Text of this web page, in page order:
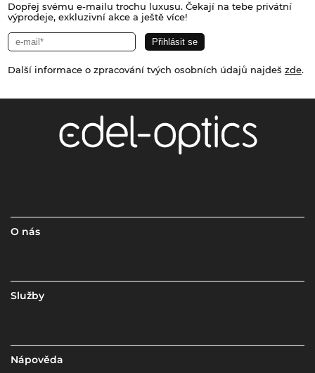
Dopřej svému e-mailu trochu luxusu. Čekají na tebe privátní
výprodeje, exkluzivní akce a ještě více!
Další informace o zpracování tvých osobních údajů najdeš zde.
O nás
Služby
Nápověda